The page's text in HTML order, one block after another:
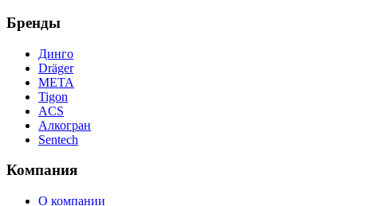
Бренды
Динго
Dräger
МЕТА
Tigon
ACS
Алкогран
Sentech
Компания
О компании